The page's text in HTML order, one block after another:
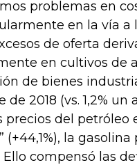
problemas en
en la vía a
de oferta
en cultivos de
de bienes
2018 (vs. 1,2%
precios del petróleo
(+44,1%), la
Ello compensó las